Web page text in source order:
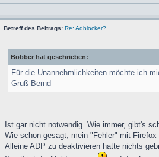
Betreff des Beitrags: Re: Adblocker?
Bobber hat geschrieben:
Für die Unannehmlichkeiten möchte ich
Gruß Bernd
Ist gar nicht notwendig. Wie immer, gibt's
Wie schon gesagt, mein "Fehler" mit Firefox
Alleine ADP zu deaktivieren hatte nichts